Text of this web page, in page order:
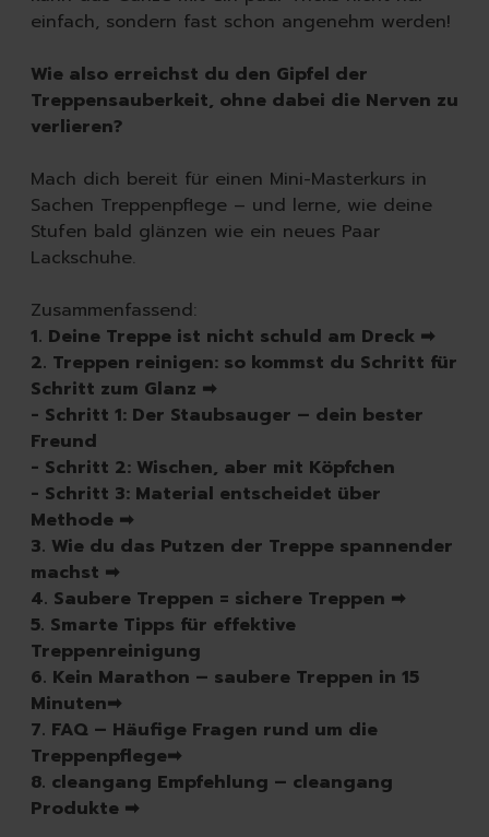
Autopflege-Zubehör
Schuhpflege
Schuhreinigung
Schuhbürsten
Duft | Kerzen
Lufterfrischer
Raumdüfte
Handschuhe
Müllbeutel | Eimer
Tücher | Schwämme |
Schwämme |
Feuchttücher
einfach, sondern fast schon angenehm werden!
Wie also erreichst du den Gipfel der
Treppensauberkeit, ohne dabei die Nerven zu
verlieren?
Mach dich bereit für einen Mini-Masterkurs in
Sachen Treppenpflege – und lerne, wie deine
Stufen bald glänzen wie ein neues Paar
Lackschuhe.
Zusammenfassend:
1. Deine Treppe ist nicht schuld am Dreck ➡
2. Treppen reinigen: so kommst du Schritt für
Schritt zum Glanz ➡
- Schritt 1: Der Staubsauger – dein bester
Freund
- Schritt 2: Wischen, aber mit Köpfchen
- Schritt 3: Material entscheidet über
Methode ➡
3. Wie du das Putzen der Treppe spannender
machst ➡
4. Saubere Treppen = sichere Treppen ➡
5. Smarte Tipps für effektive
Treppenreinigung
6. Kein Marathon – saubere Treppen in 15
Minuten➡
7. FAQ – Häufige Fragen rund um die
Treppenpflege➡
8. cleangang Empfehlung – cleangang
Produkte ➡